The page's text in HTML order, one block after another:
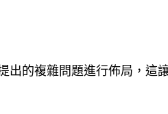
出的複雜問題進行佈局，這